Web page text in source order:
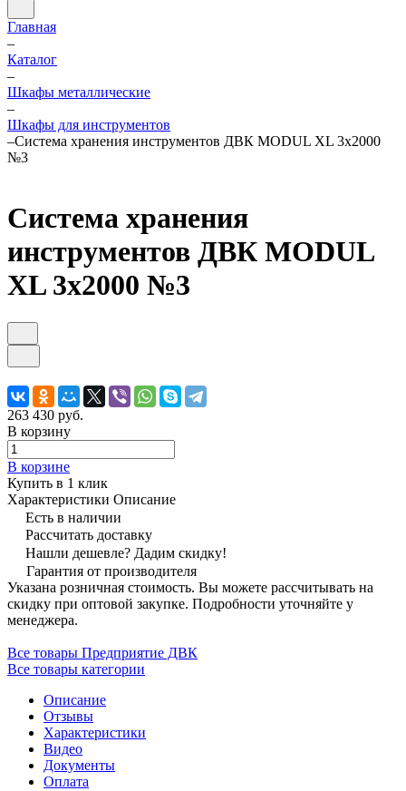
Главная
–
Каталог
–
Шкафы металлические
–
Шкафы для инструментов
–Система хранения инструментов ДВК MODUL XL 3x2000
№3
Система хранения
инструментов ДВК MODUL
XL 3x2000 №3
263 430 руб.
В корзину
В корзине
Купить в 1 клик
Характеристики Описание
Есть в наличии
Рассчитать доставку
Нашли дешевле? Дадим скидку!
Гарантия от производителя
Указана розничная стоимость. Вы можете рассчитывать на
скидку при оптовой закупке. Подробности уточняйте у
менеджера.
Все товары Предприятие ДВК
Все товары категории
Описание
Отзывы
Характеристики
Видео
Документы
Оплата